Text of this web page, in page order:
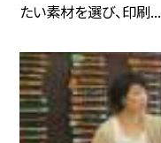
たい素材を選び、印刷...